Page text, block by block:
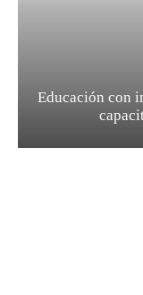
Educación con